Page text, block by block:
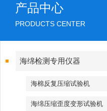
产品中心
PRODUCTS CENTER
海绵检测专用仪器
海棉反复压缩试验机
海绵压缩歪度变形试验机